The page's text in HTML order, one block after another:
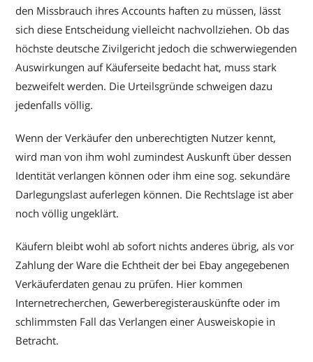
den Missbrauch ihres Accounts haften zu müssen, lässt
sich diese Entscheidung vielleicht nachvollziehen. Ob das
höchste deutsche Zivilgericht jedoch die schwerwiegenden
Auswirkungen auf Käuferseite bedacht hat, muss stark
bezweifelt werden. Die Urteilsgründe schweigen dazu
jedenfalls völlig.
Wenn der Verkäufer den unberechtigten Nutzer kennt,
wird man von ihm wohl zumindest Auskunft über dessen
Identität verlangen können oder ihm eine sog. sekundäre
Darlegungslast auferlegen können. Die Rechtslage ist aber
noch völlig ungeklärt.
Käufern bleibt wohl ab sofort nichts anderes übrig, als vor
Zahlung der Ware die Echtheit der bei Ebay angegebenen
Verkäuferdaten genau zu prüfen. Hier kommen
Internetrecherchen, Gewerberegisterauskünfte oder im
schlimmsten Fall das Verlangen einer Ausweiskopie in
Betracht.